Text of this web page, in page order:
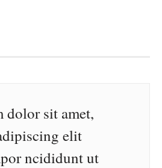
dolor sit amet,
elit
ncididunt ut